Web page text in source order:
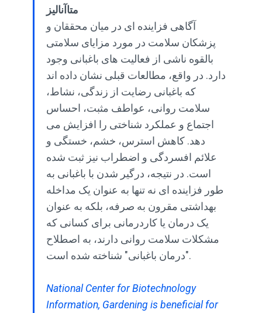
متاآنالیز
آگاهی فزاینده ای در میان محققان و
پزشکان سلامت در مورد مزایای سلامتی
بالقوه ناشی از فعالیت های باغبانی وجود
دارد. در واقع، مطالعات قبلی نشان داده اند
که باغبانی رضایت از زندگی، نشاط،
سلامت روانی، عواطف مثبت، احساس
اجتماع و عملکرد شناختی را افزایش می
دهد. کاهش استرس، خشم، خستگی و
علائم افسردگی و اضطراب نیز ثبت شده
است. در نتیجه، درگیر شدن با باغبانی به
طور فزاینده ای نه تنها به عنوان یک مداخله
بهداشتی مقرون به صرفه، بلکه به عنوان
یک درمان یا کاردرمانی برای کسانی که
مشکلات سلامت روانی دارند، به اصطلاح
"درمان باغبانی" شناخته شده است.
National Center for Biotechnology
Information, Gardening is beneficial for